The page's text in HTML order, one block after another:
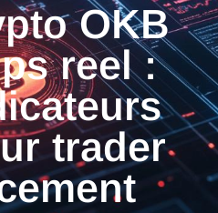
OKB
reel :
trader